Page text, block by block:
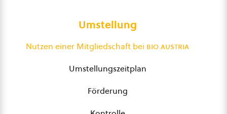
Umstellung
Nutzen einer Mitgliedschaft bei bio austria
Umstellungszeitplan
Förderung